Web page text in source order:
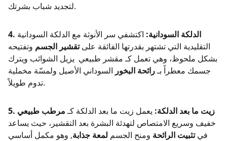
لتجديد شباب بشرتك.
4. الدلكة السودانية: اكتشفي سر الأنوثة مع الدلكة السودانية
التقليدية التي تشتهر بقدرتها الفائقة علىتقشير الجسم وتفتيحه
بشكل ملحوظ، وهي تعمل كـ مقشر طبيعي يزيل الشوائب ويترك
جسمك معطراً بـرائحة البخور السوداني الأصيل ولمسّة مخملية
تدوم طويلاً.
5. زيت ما بعد الدلكة: يعمل زيت ما بعد الدلكة كـمرطب طبيعي
خفيف وسريع الامتصاص لتهدئة البشرة بعد التقشير، حيث يساعد
فيتثبيت الرائحة ومنح الجسم لمعة جذابة, وهو مكمل أساسي